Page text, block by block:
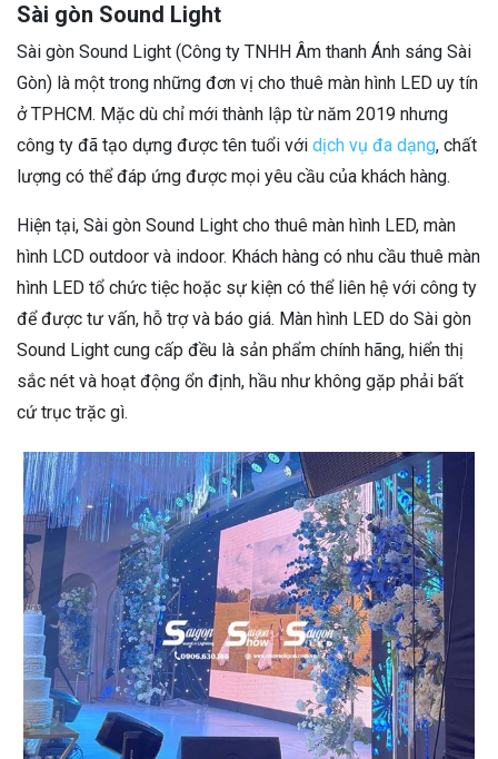
Sài gòn Sound Light
Sài gòn Sound Light (Công ty TNHH Âm thanh Ánh sáng Sài
Gòn) là một trong những đơn vị cho thuê màn hình LED uy tín
ở TPHCM. Mặc dù chỉ mới thành lập từ năm 2019 nhưng
công ty đã tạo dựng được tên tuổi với dịch vụ đa dạng, chất
lượng có thể đáp ứng được mọi yêu cầu của khách hàng.
Hiện tại, Sài gòn Sound Light cho thuê màn hình LED, màn
hình LCD outdoor và indoor. Khách hàng có nhu cầu thuê màn
hình LED tổ chức tiệc hoặc sự kiện có thể liên hệ với công ty
để được tư vấn, hỗ trợ và báo giá. Màn hình LED do Sài gòn
Sound Light cung cấp đều là sản phẩm chính hãng, hiển thị
sắc nét và hoạt động ổn định, hầu như không gặp phải bất
cứ trục trặc gì.